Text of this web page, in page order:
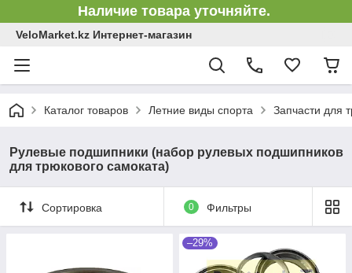
Наличие товара уточняйте.
VeloMarket.kz Интернет-магазин
Каталог товаров Летние виды спорта Запчасти для
Рулевые подшипники (набор рулевых подшипников
для трюкового самоката)
Сортировка 0 Фильтры
–29%